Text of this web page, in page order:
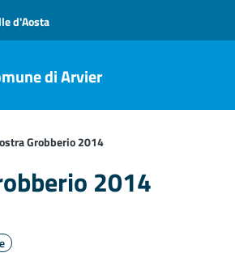
d'Aosta
navigazione
di Arvier
Grobberio 2014
2014